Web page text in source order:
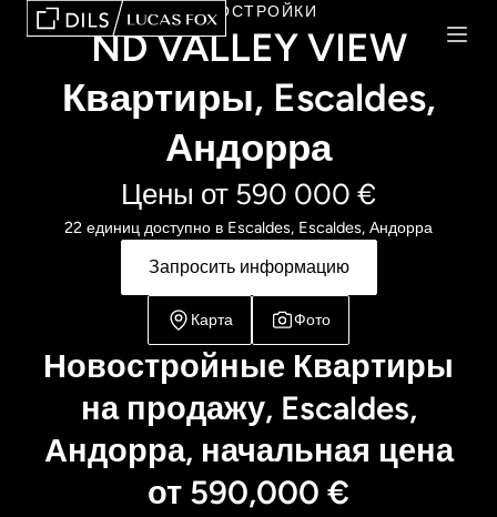
НОВОСТРОЙКИ
ND VALLEY VIEW
Квартиры, Escaldes,
Андорра
Цены от 590 000 €
22 единиц доступно в Escaldes, Escaldes, Андорра
Запросить информацию
Карта Фото
Новостройные Квартиры
на продажу, Escaldes,
Андорра, начальная цена
от 590,000 €